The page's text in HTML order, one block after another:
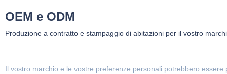
OEM e ODM
Produzione a contratto e stampaggio di abitazioni per il vostro
Il vostro marchio e le vostre preferenze personali potrebbero